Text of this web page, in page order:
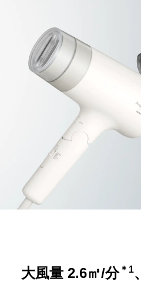
大風量 2.6㎥/分＊1、